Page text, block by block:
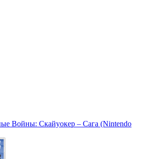
Войны: Скайуокер – Сага (Nintendo